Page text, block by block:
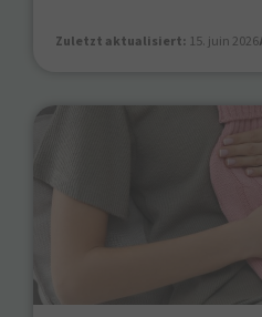
Zuletzt aktualisiert: 15. juin 2026